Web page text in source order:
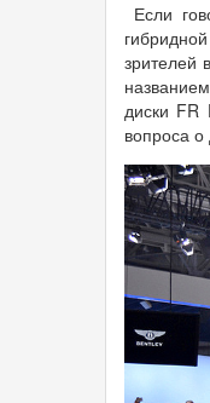
Если
зрителей
диски FR
вопроса